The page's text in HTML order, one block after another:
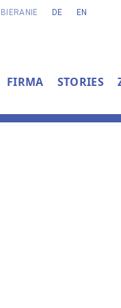
DE EN
FIRMA STORIES